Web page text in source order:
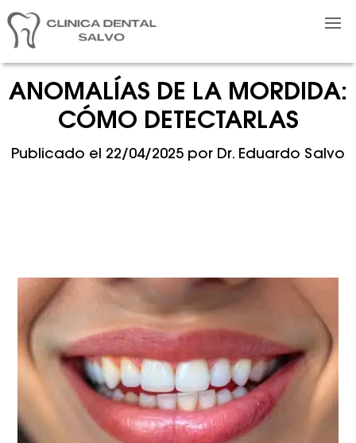
ANOMALÍAS DE LA MORDIDA:
CÓMO DETECTARLAS
Publicado el 22/04/2025 por Dr. Eduardo Salvo